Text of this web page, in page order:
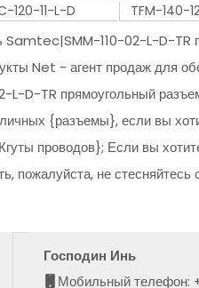
120-11-L-D TFM-140-
110-02-L-D-TR
Net - агент продаж для
D-TR прямоугольный
{разъемы}, если вы
проводов}; Если вы
не стесняйтесь
Господин Инь
Мобильный телефон: